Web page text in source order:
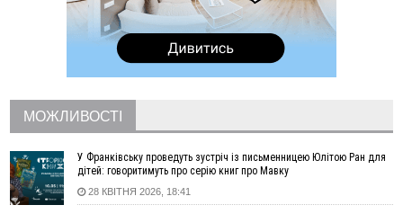
"Едельвейси" щемливо привітали рідну Коломию з
Днем міста
Вчора у Франківську, Коломиї, Долині та Яремче
призначив штраф і 30 тисяч компенсації
11:17
У басейні Дністра встановилася гідрологічна посуха - рівні
води наблизилися до найнижчих показників
11:09
У Бурштині поблизу АЗС сталася масова бійка, поліція
з'ясовує обставини
МОЖЛИВОСТІ
У Франківську проведуть зустріч із письменницею Юлітою Ран для
дітей: говоритимуть про серію книг про Мавку
28 КВІТНЯ 2026, 18:41